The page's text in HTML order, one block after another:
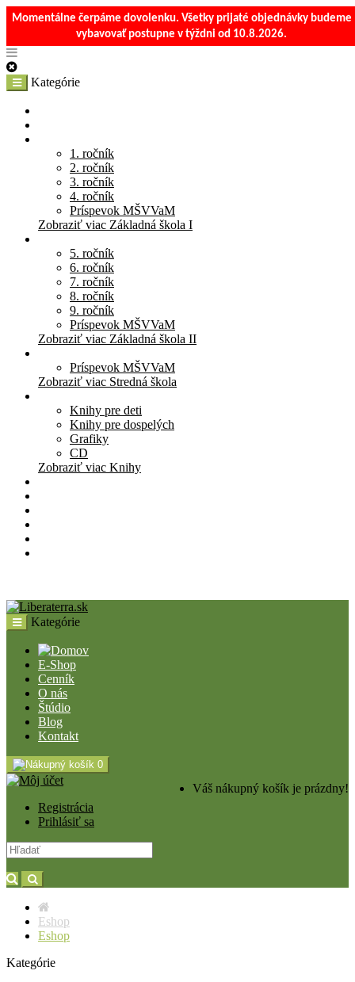
Momentálne čerpáme dovolenku. Všetky prijaté objednávky budeme
vybavovať postupne v týždni od 10.8.2026.
Kategórie
1. ročník
2. ročník
3. ročník
4. ročník
Príspevok MŠVVaM
Zobraziť viac Základná škola I
5. ročník
6. ročník
7. ročník
8. ročník
9. ročník
Príspevok MŠVVaM
Zobraziť viac Základná škola II
Príspevok MŠVVaM
Zobraziť viac Stredná škola
Knihy pre deti
Knihy pre dospelých
Grafiky
CD
Zobraziť viac Knihy
Kategórie
E-Shop
Cenník
O nás
Štúdio
Blog
Kontakt
0
Váš nákupný košík je prázdny!
Registrácia
Prihlásiť sa
Eshop
Eshop
Kategórie